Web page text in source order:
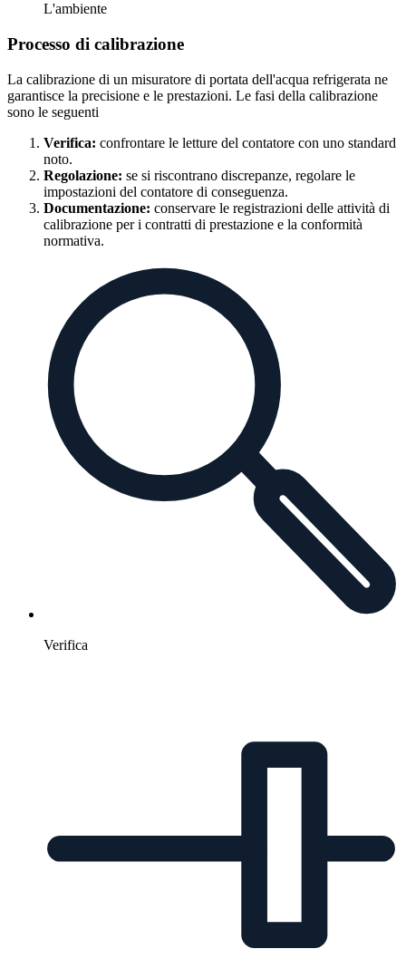
L'ambiente
Processo di calibrazione
La calibrazione di un misuratore di portata dell'acqua refrigerata ne
garantisce la precisione e le prestazioni. Le fasi della calibrazione
sono le seguenti
Verifica: confrontare le letture del contatore con uno standard
noto.
Regolazione: se si riscontrano discrepanze, regolare le
impostazioni del contatore di conseguenza.
Documentazione: conservare le registrazioni delle attività di
calibrazione per i contratti di prestazione e la conformità
normativa.
Verifica